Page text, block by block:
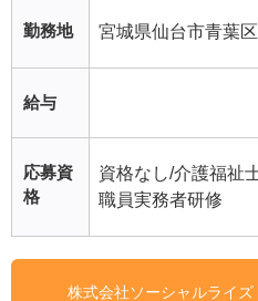
勤務地 宮城県仙台市青葉区
給与
応募資
格
資格なし/介護福祉
職員実務者研修
株式会社ソーシャルライ